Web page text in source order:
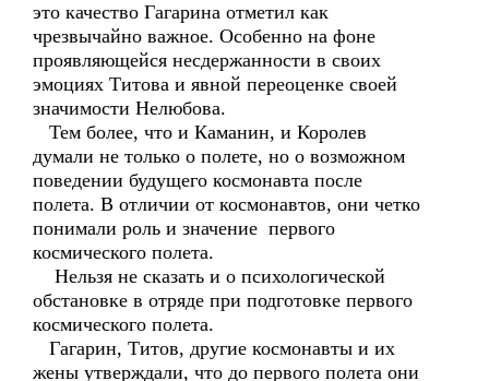
это качество Гагарина отметил как
чрезвычайно важное. Особенно на фоне
проявляющейся несдержанности в своих
эмоциях Титова и явной переоценке своей
значимости Нелюбова.
Тем более, что и Каманин, и Королев
думали не только о полете, но о возможном
поведении будущего космонавта после
полета. В отличии от космонавтов, они четко
понимали роль и значение первого
космического полета.
Нельзя не сказать и о психологической
обстановке в отряде при подготовке первого
космического полета.
Гагарин, Титов, другие космонавты и их
жены утверждали, что до первого полета они